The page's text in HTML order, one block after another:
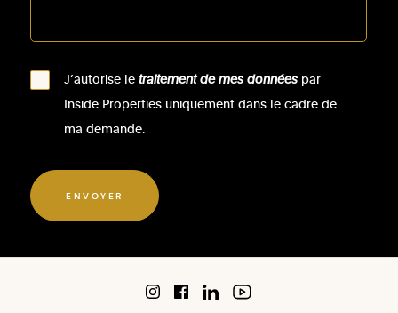
J’autorise letraitement de mes données par
Inside Properties uniquement dans le cadre de
ma demande.
ENVOYER